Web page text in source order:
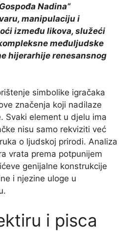
Nadina”
manipulaciju i
između likova, služeći
međuljudske
hijerarhije renesansnog
simbolike igračaka
značenja koji nadilaze
Svaki element u djelu ima
nisu samo rekviziti već
o ljudskoj prirodi. Analiza
vrata prema potpunijem
genijalne konstrukcije
i njezine uloge u
i pisca